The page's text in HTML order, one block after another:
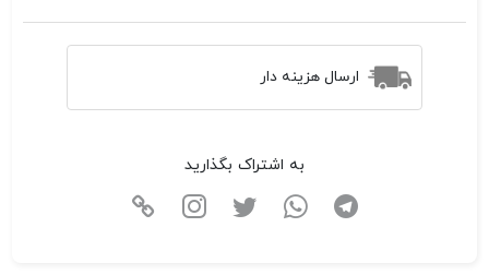
ارسال هزینه دار
به اشتراک بگذارید